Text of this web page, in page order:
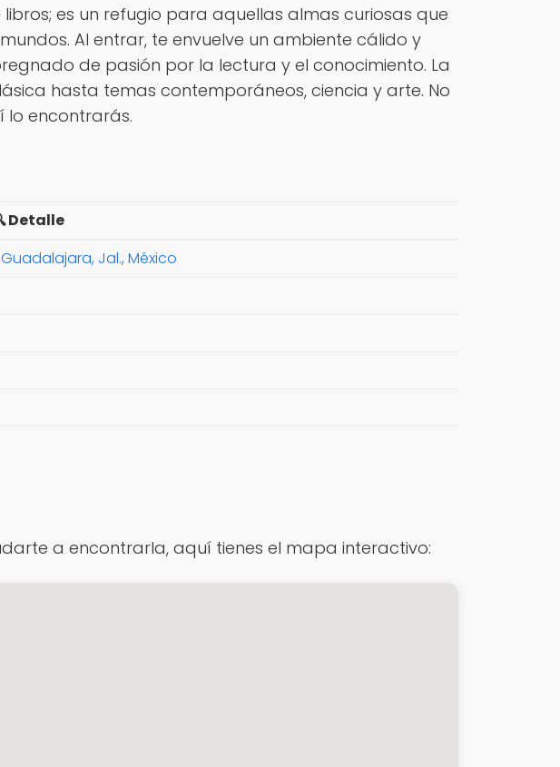
es un refugio para aquellas almas curiosas que
Al entrar, te envuelve un ambiente cálido y
de pasión por la lectura y el conocimiento. La
hasta temas contemporáneos, ciencia y arte. No
lo encontrarás.
Detalle
Jal., México
a encontrarla, aquí tienes el mapa interactivo: